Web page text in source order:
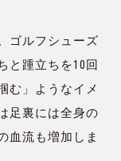
ゴルフシューズ
と踵立ちを10回
む」ようなイメ
足裏には全身の
血流も増加しま